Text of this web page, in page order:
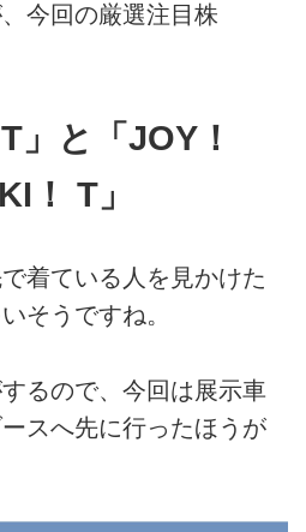
今回の厳選注目株
」と「JOY！
！ T」
着ている人を見かけた
そうですね。
るので、今回は展示車
スへ先に行ったほうが